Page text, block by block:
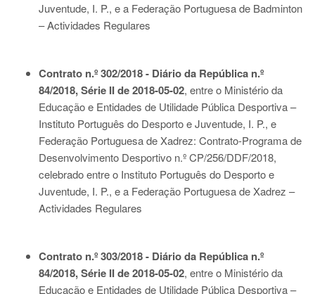
Juventude, I. P., e a Federação Portuguesa de Badminton
– Actividades Regulares
Contrato n.º 302/2018 - Diário da República n.º
84/2018, Série II de 2018-05-02, entre o Ministério da
Educação e Entidades de Utilidade Pública Desportiva –
Instituto Português do Desporto e Juventude, I. P., e
Federação Portuguesa de Xadrez: Contrato-Programa de
Desenvolvimento Desportivo n.º CP/256/DDF/2018,
celebrado entre o Instituto Português do Desporto e
Juventude, I. P., e a Federação Portuguesa de Xadrez –
Actividades Regulares
Contrato n.º 303/2018 - Diário da República n.º
84/2018, Série II de 2018-05-02, entre o Ministério da
Educação e Entidades de Utilidade Pública Desportiva –